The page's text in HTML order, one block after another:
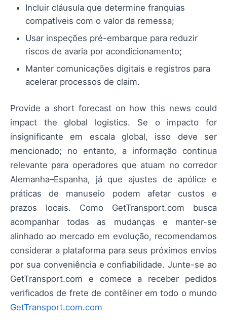
Incluir cláusula que determine franquias
compatíveis com o valor da remessa;
Usar inspeções pré-embarque para reduzir
riscos de avaria por acondicionamento;
Manter comunicações digitais e registros para
acelerar processos de claim.
Provide a short forecast on how this news could
impact the global logistics. Se o impacto for
insignificante em escala global, isso deve ser
mencionado; no entanto, a informação continua
relevante para operadores que atuam no corredor
Alemanha–Espanha, já que ajustes de apólice e
práticas de manuseio podem afetar custos e
prazos locais. Como GetTransport.com busca
acompanhar todas as mudanças e manter-se
alinhado ao mercado em evolução, recomendamos
considerar a plataforma para seus próximos envios
por sua conveniência e confiabilidade. Junte-se ao
GetTransport.com e comece a receber pedidos
verificados de frete de contêiner em todo o mundo
GetTransport.com.com